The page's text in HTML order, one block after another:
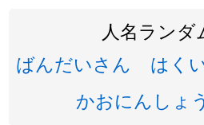
人名ランダ
ばんだいさん
はく
かおにんしょう